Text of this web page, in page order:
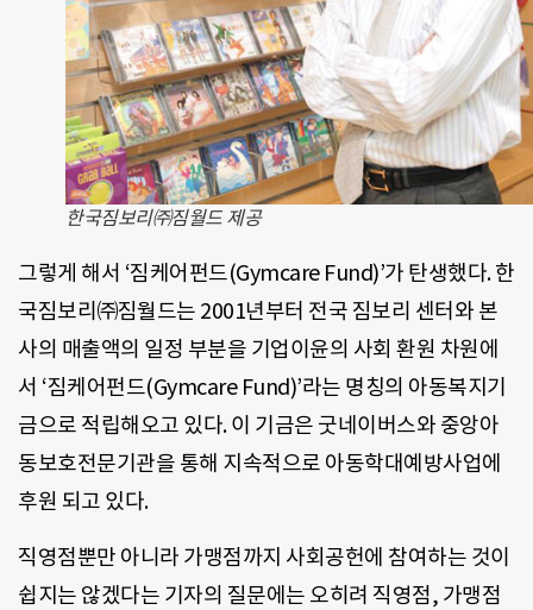
한국짐보리㈜짐월드 제공
그렇게 해서 ‘짐케어펀드(Gymcare Fund)’가 탄생했다. 한
국짐보리㈜짐월드는 2001년부터 전국 짐보리 센터와 본
사의 매출액의 일정 부분을 기업이윤의 사회 환원 차원에
서 ‘짐케어펀드(Gymcare Fund)’라는 명칭의 아동복지기
금으로 적립해오고 있다. 이 기금은 굿네이버스와 중앙아
동보호전문기관을 통해 지속적으로 아동학대예방사업에
후원 되고 있다.
직영점뿐만 아니라 가맹점까지 사회공헌에 참여하는 것이
쉽지는 않겠다는 기자의 질문에는 오히려 직영점, 가맹점